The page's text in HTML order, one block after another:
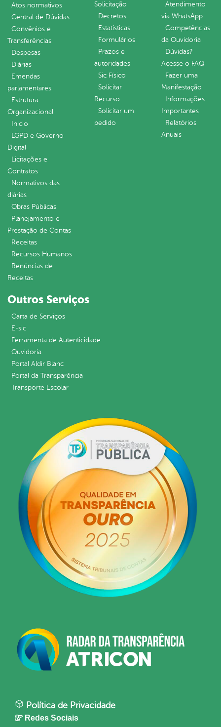
Atos normativos
Central de Dúvidas
Convênios e
Transferências
Despesas
Diárias
Emendas
parlamentares
Estrutura
Organizacional
Inicio
LGPD e Governo
Digital
Licitações e
Contratos
Normativos das
diárias
Obras Públicas
Planejamento e
Prestação de Contas
Receitas
Recursos Humanos
Renúncias de
Receitas
Solicitação
Decretos
Estatísticas
Formulários
Prazos e
autoridades
Sic Físico
Solicitar
Recurso
Solicitar um
pedido
Atendimento
via WhatsApp
Competências
da Ouvidoria
Dúvidas?
Acesse o FAQ
Fazer uma
Manifestação
Informações
Importantes
Relatórios
Anuais
Outros Serviços
Carta de Serviços
E-sic
Ferramenta de Autenticidade
Ouvidoria
Portal Aldir Blanc
Portal da Transparência
Transporte Escolar
Política de Privacidade
Redes Sociais